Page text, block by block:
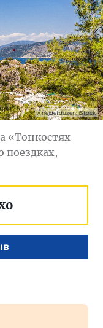
nejdetduzen, iStock
«Тонкостях
поездках,